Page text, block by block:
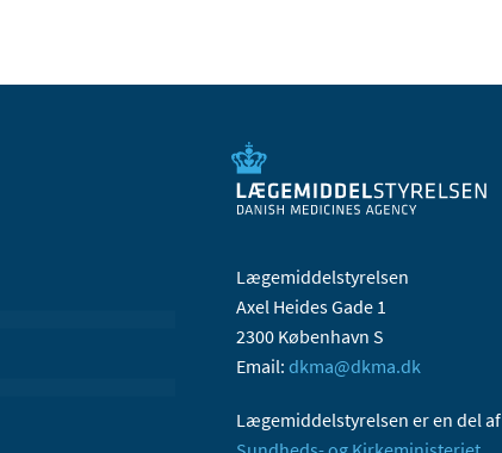
Lægemiddelstyrelsen
Axel Heides Gade 1
2300 København S
Email: dkma@dkma.dk
Lægemiddelstyrelsen er en del af